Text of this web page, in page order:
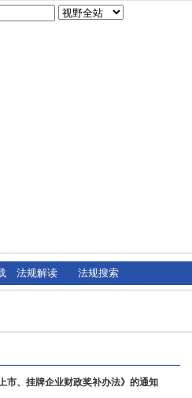
法规解读 法规搜索
市、挂牌企业财政奖补办法》的通知